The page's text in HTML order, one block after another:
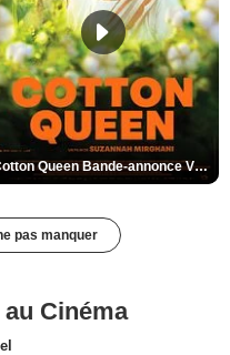
Cotton Queen Bande-annonce VO STFR
pas manquer
Cinéma